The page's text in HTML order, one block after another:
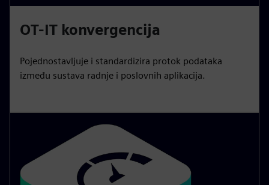
OT-IT konvergencija
Pojednostavljuje i standardizira protok podataka
između sustava radnje i poslovnih aplikacija.